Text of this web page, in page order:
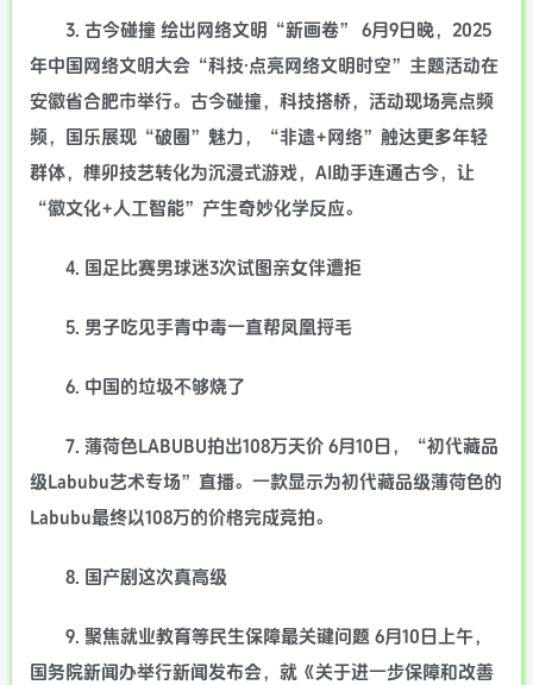
3. 古今碰撞 绘出网络文明“新画卷” 6月9日晚，2025
年中国网络文明大会“科技·点亮网络文明时空”主题活动在
安徽省合肥市举行。古今碰撞，科技搭桥，活动现场亮点频
频，国乐展现“破圈”魅力，“非遗+网络”触达更多年轻
群体，榫卯技艺转化为沉浸式游戏，AI助手连通古今，让
“徽文化+人工智能”产生奇妙化学反应。
4. 国足比赛男球迷3次试图亲女伴遭拒
5. 男子吃见手青中毒一直帮凤凰捋毛
6. 中国的垃圾不够烧了
7. 薄荷色LABUBU拍出108万天价 6月10日，“初代藏品
级Labubu艺术专场”直播。一款显示为初代藏品级薄荷色的
Labubu最终以108万的价格完成竞拍。
8. 国产剧这次真高级
9. 聚焦就业教育等民生保障最关键问题 6月10日上午，
国务院新闻办举行新闻发布会，就《关于进一步保障和改善